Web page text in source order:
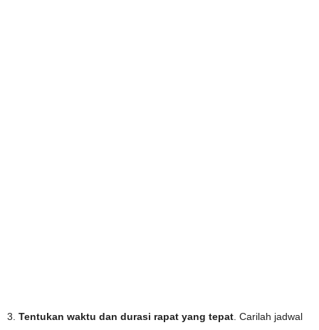
3. Tentukan waktu dan durasi rapat yang tepat . Carilah jadwal